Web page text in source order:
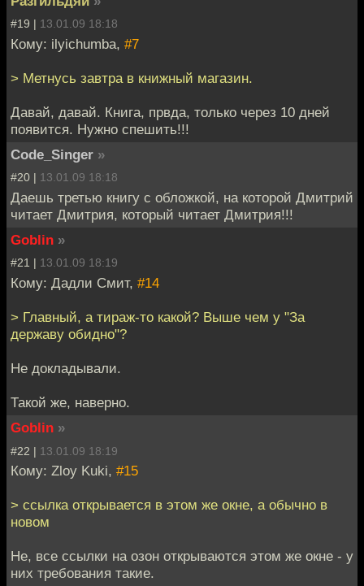
#19 | 13.01.09 18:18
Кому: ilyichumba, #7
> Метнусь завтра в книжный магазин.
Давай, давай. Книга, првда, только через 10 дней
появится. Нужно спешить!!!
Code_Singer »
#20 | 13.01.09 18:18
Даешь третью книгу с обложкой, на которой Дмитрий
читает Дмитрия, который читает Дмитрия!!!
Goblin »
#21 | 13.01.09 18:19
Кому: Дадли Смит, #14
> Главный, а тираж-то какой? Выше чем у "За
державу обидно"?
Не докладывали.
Такой же, наверно.
Goblin »
#22 | 13.01.09 18:19
Кому: Zloy Kuki, #15
> ссылка открывается в этом же окне, а обычно в
новом
Не, все ссылки на озон открываются этом же окне - у
них требования такие.